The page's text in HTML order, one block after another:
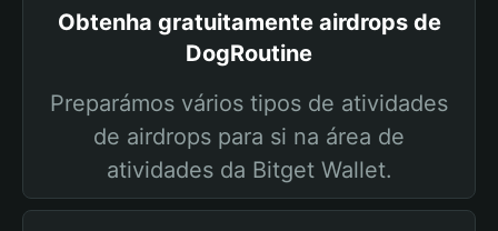
Obtenha gratuitamente airdrops de
DogRoutine
Preparámos vários tipos de atividades
de airdrops para si na área de
atividades da Bitget Wallet.